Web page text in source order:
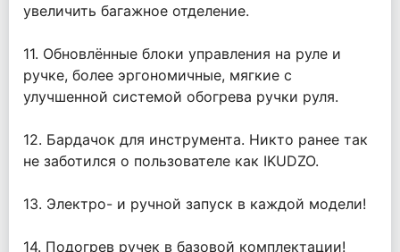
увеличить багажное отделение.
11. Обновлённые блоки управления на руле и
ручке, более эргономичные, мягкие с
улучшенной системой обогрева ручки руля.
12. Бардачок для инструмента. Никто ранее так
не заботился о пользователе как IKUDZO.
13. Электро- и ручной запуск в каждой модели!
14. Подогрев ручек в базовой комплектации!